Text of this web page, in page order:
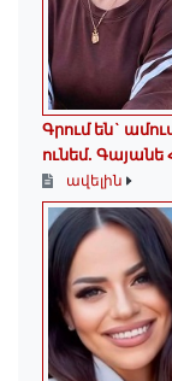
Գրում են`
ունեմ. Գայանե
ավելին